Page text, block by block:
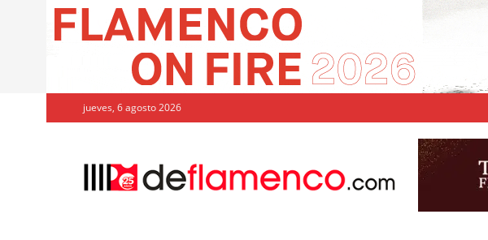
jueves, 6 agosto 2026